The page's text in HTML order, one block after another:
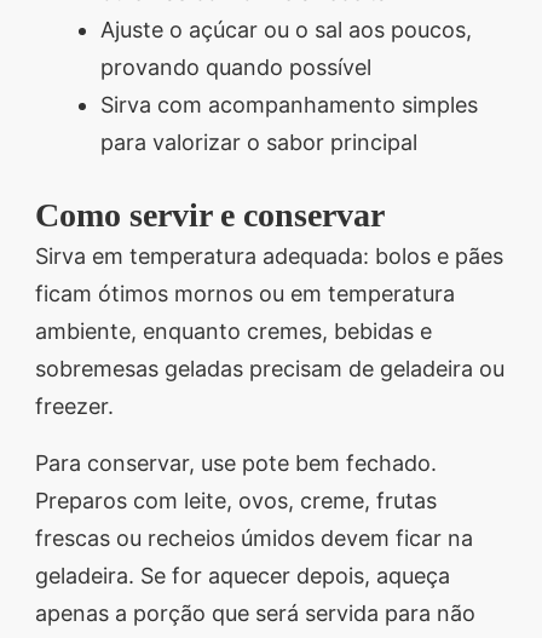
Ajuste o açúcar ou o sal aos poucos,
provando quando possível
Sirva com acompanhamento simples
para valorizar o sabor principal
Como servir e conservar
Sirva em temperatura adequada: bolos e pães
ficam ótimos mornos ou em temperatura
ambiente, enquanto cremes, bebidas e
sobremesas geladas precisam de geladeira ou
freezer.
Para conservar, use pote bem fechado.
Preparos com leite, ovos, creme, frutas
frescas ou recheios úmidos devem ficar na
geladeira. Se for aquecer depois, aqueça
apenas a porção que será servida para não